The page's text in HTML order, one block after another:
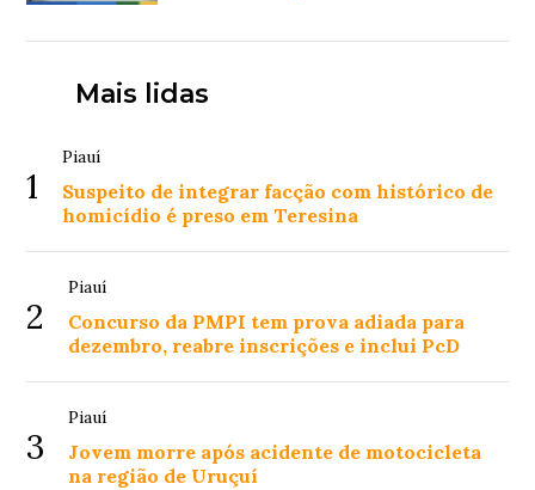
Mais lidas
1
Piauí
Suspeito de integrar facção com histórico de
homicídio é preso em Teresina
2
Piauí
Concurso da PMPI tem prova adiada para
dezembro, reabre inscrições e inclui PcD
3
Piauí
Jovem morre após acidente de motocicleta
na região de Uruçuí